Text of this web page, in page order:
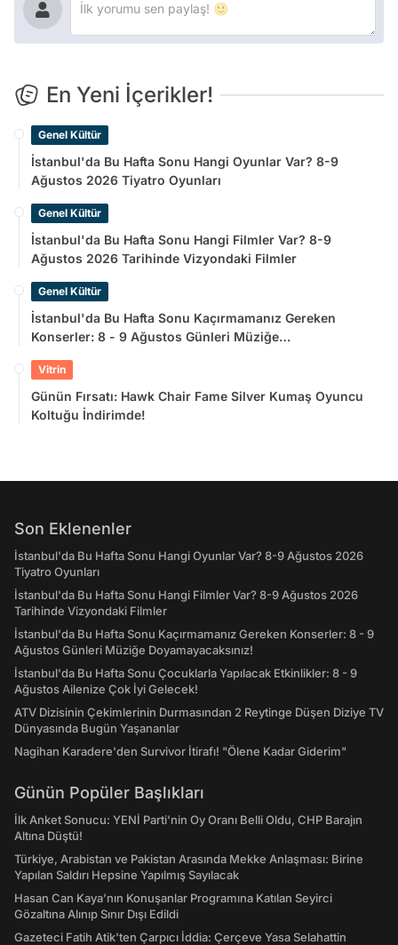
En Yeni İçerikler!
Genel Kültür
İstanbul'da Bu Hafta Sonu Hangi Oyunlar Var? 8-9
Ağustos 2026 Tiyatro Oyunları
Genel Kültür
İstanbul'da Bu Hafta Sonu Hangi Filmler Var? 8-9
Ağustos 2026 Tarihinde Vizyondaki Filmler
Genel Kültür
İstanbul'da Bu Hafta Sonu Kaçırmamanız Gereken
Konserler: 8 - 9 Ağustos Günleri Müziğe
Vitrin
Günün Fırsatı: Hawk Chair Fame Silver Kumaş Oyuncu
Koltuğu İndirimde!
Son Eklenenler
İstanbul'da Bu Hafta Sonu Hangi Oyunlar Var? 8-9 Ağustos 2026
Tiyatro Oyunları
İstanbul'da Bu Hafta Sonu Hangi Filmler Var? 8-9 Ağustos 2026
Tarihinde Vizyondaki Filmler
İstanbul'da Bu Hafta Sonu Kaçırmamanız Gereken Konserler: 8 - 9
Ağustos Günleri Müziğe Doyamayacaksınız!
İstanbul'da Bu Hafta Sonu Çocuklarla Yapılacak Etkinlikler: 8 - 9
Ağustos Ailenize Çok İyi Gelecek!
ATV Dizisinin Çekimlerinin Durmasından 2 Reytinge Düşen Diziye TV
Dünyasında Bugün Yaşananlar
Nagihan Karadere'den Survivor İtirafı! "Ölene Kadar Giderim"
Günün Popüler Başlıkları
İlk Anket Sonucu: YENİ Parti'nin Oy Oranı Belli Oldu, CHP Barajın
Altına Düştü!
Türkiye, Arabistan ve Pakistan Arasında Mekke Anlaşması: Birine
Yapılan Saldırı Hepsine Yapılmış Sayılacak
Hasan Can Kaya’nın Konuşanlar Programına Katılan Seyirci
Gözaltına Alınıp Sınır Dışı Edildi
Gazeteci Fatih Atik'ten Çarpıcı İddia: Çerçeve Yasa Selahattin